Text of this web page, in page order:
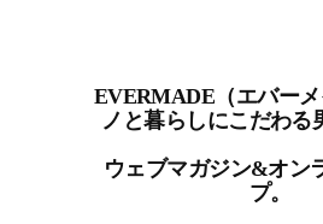
EVERMADE（エバー
ノと暮らしにこだわる
ウェブマガジン&オン
プ。